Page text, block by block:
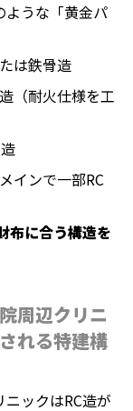
ような「黄金パ
は鉄骨造
（耐火仕様を工
インで一部RC
布に合う構造を
周辺クリニ
れる特建構
ックはRC造が